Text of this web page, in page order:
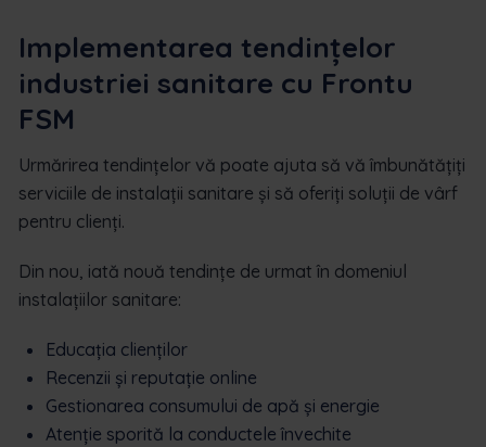
Implementarea tendințelor
industriei sanitare cu Frontu
FSM
Urmărirea tendințelor vă poate ajuta să vă îmbunătățiți
serviciile de instalații sanitare și să oferiți soluții de vârf
pentru clienți.
Din nou, iată nouă tendințe de urmat în domeniul
instalațiilor sanitare:
Educația clienților
Recenzii și reputație online
Gestionarea consumului de apă și energie
Atenție sporită la conductele învechite